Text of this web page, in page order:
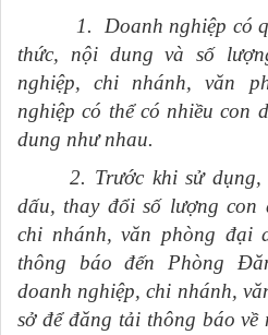
1. Doanh nghiệp có
thức, nội dung và số
nghiệp, chi nhánh, văn
nghiệp có thể có nhiều con
dung như nhau.
2. Trước khi sử
dấu, thay đổi số lượng con
chi nhánh, văn phòng đại
thông báo đến Phòng
doanh nghiệp, chi nhánh,
sở để đăng tải thông báo